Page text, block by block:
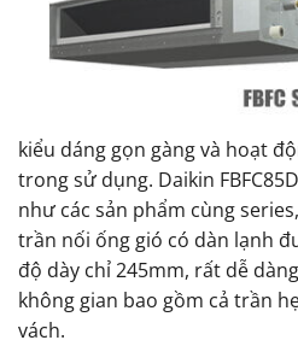
kiểu dáng gọn gàng và hoạt
trong sử dụng. Daikin
như các sản phẩm cùng
trần nối ống gió có dàn lạnh
độ dày chỉ 245mm, rất dễ
không gian bao gồm cả trần
vách.